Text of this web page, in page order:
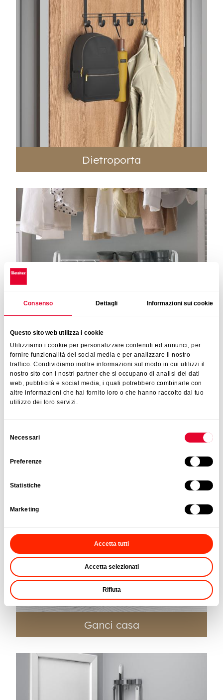
Consenso Dettagli Informazioni sui cookie
Questo sito web utilizza i cookie
Utilizziamo i cookie per personalizzare contenuti ed annunci, per
fornire funzionalità dei social media e per analizzare il nostro
traffico. Condividiamo inoltre informazioni sul modo in cui utilizzi il
nostro sito con i nostri partner che si occupano di analisi dei dati
web, pubblicità e social media, i quali potrebbero combinarle con
altre informazioni che hai fornito loro o che hanno raccolto dal tuo
utilizzo dei loro servizi.
Necessari
Preferenze
Statistiche
Marketing
Accetta tutti
Accetta selezionati
Rifiuta
Dietroporta
Portascarpe
Ganci casa